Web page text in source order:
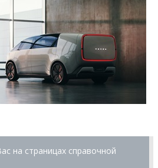
на страницах справочной